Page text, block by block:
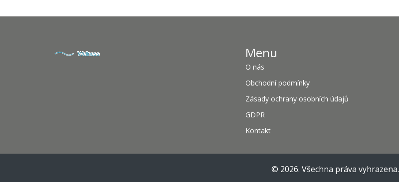
Menu
O nás
Obchodní podmínky
Zásady ochrany osobních údajů
GDPR
Kontakt
© 2026. Všechna práva vyhrazena.